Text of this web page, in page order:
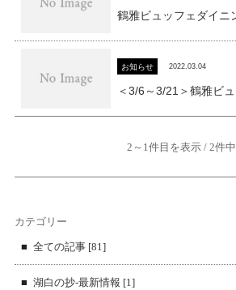
お知らせ 2022.03.04
2～1件目を表示 / 2件中
カテゴリー
全ての記事 [81]
湖白の抄‐最新情報 [1]